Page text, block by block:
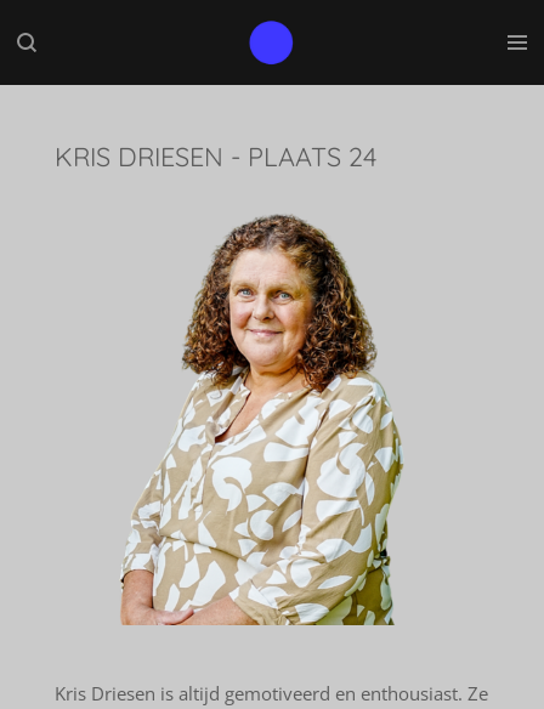
direct
KRIS DRIESEN - PLAATS 24
Kris Driesen is altijd gemotiveerd en enthousiast. Ze